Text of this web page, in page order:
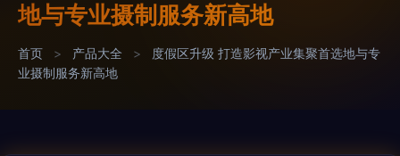
地与专业摄制服务新高地
首页 > 产品大全 >
度假区升级 打造影视产业集聚首选地与专
业摄制服务新高地